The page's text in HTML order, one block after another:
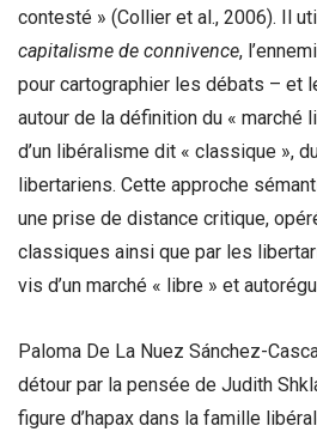
contesté » (Collier et al., 2006). Il
capitalisme de connivence,
pour cartographier les débats – et
autour de la définition du « marché
d’un libéralisme dit « classique »,
libertariens. Cette approche
une prise de distance critique,
classiques ainsi que par les
vis d’un marché « libre » et
Paloma De La Nuez Sánchez-
détour par la pensée de Judith
figure d’hapax dans la famille